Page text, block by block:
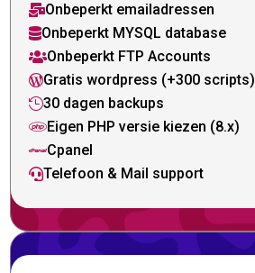
Onbeperkt emailadressen
Onbeperkt MYSQL database
Onbeperkt FTP Accounts
Gratis wordpress (+300 scripts)
30 dagen backups
Eigen PHP versie kiezen (8.x)
Cpanel
Telefoon & Mail support